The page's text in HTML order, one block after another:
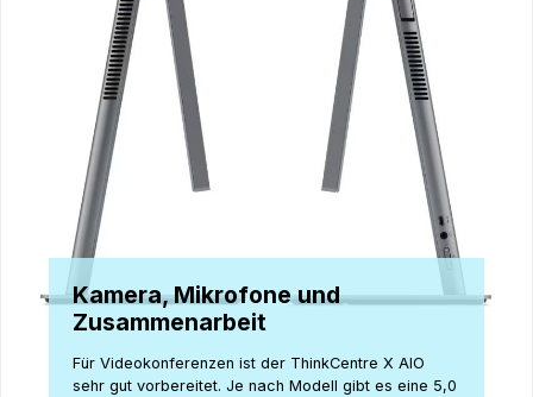
Kamera, Mikrofone und
Zusammenarbeit
Für Videokonferenzen ist der ThinkCentre X AIO
sehr gut vorbereitet. Je nach Modell gibt es eine 5,0